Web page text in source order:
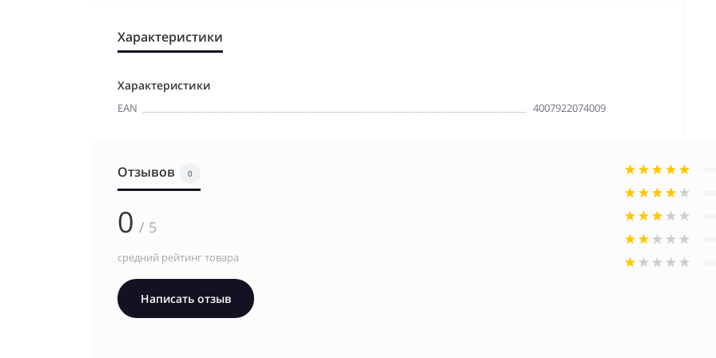
Характеристики
Характеристики
EAN 4007922074009
Отзывов 0
0 / 5
средний рейтинг товара
Написать отзыв